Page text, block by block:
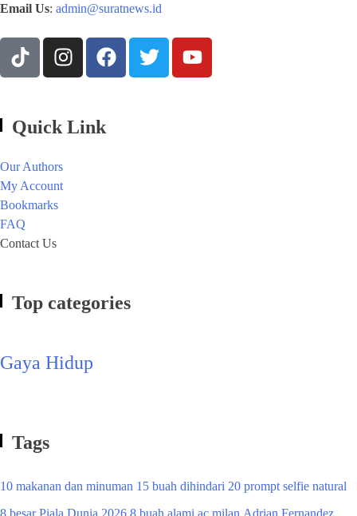
Email Us: admin@suratnews.id
Quick Link
Our Authors
My Account
Bookmarks
FAQ
Contact Us
Top categories
Gaya Hidup
Tags
10 makanan dan minuman 15 buah dihindari 20 prompt selfie natural